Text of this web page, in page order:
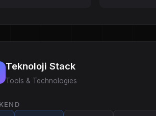
Teknoloji Stack
Tools & Technologies